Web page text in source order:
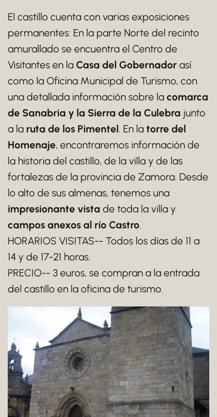
El castillo cuenta con varias exposiciones
permanentes: En la parte Norte del recinto
amurallado se encuentra el Centro de
Visitantes en la Casa del Gobernador así
como la Oficina Municipal de Turismo, con
una detallada información sobre la comarca
de Sanabria y la Sierra de la Culebra junto
a la ruta de los Pimentel. En la torre del
Homenaje, encontraremos información de
la historia del castillo, de la villa y de las
fortalezas de la provincia de Zamora. Desde
lo alto de sus almenas, tenemos una
impresionante vista de toda la villa y
campos anexos al río Castro.
HORARIOS VISITAS-- Todos los días de 11 a
14 y de 17-21 horas.
PRECIO-- 3 euros, se compran a la entrada
del castillo en la oficina de turismo.